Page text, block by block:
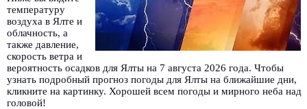
температуру
воздуха в Ялте и
облачность, а
также давление,
скорость ветра и
вероятность осадков для Ялты на 7 августа 2026 года. Чтобы
узнать подробный прогноз погоды для Ялты на ближайшие дни,
кликните на картинку. Хорошей всем погоды и мирного неба над
головой!